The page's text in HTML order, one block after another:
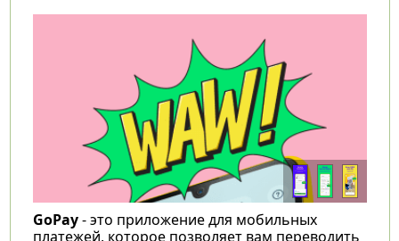
GoPay- это приложение для мобильных
платежей, которое позволяет вам переводить